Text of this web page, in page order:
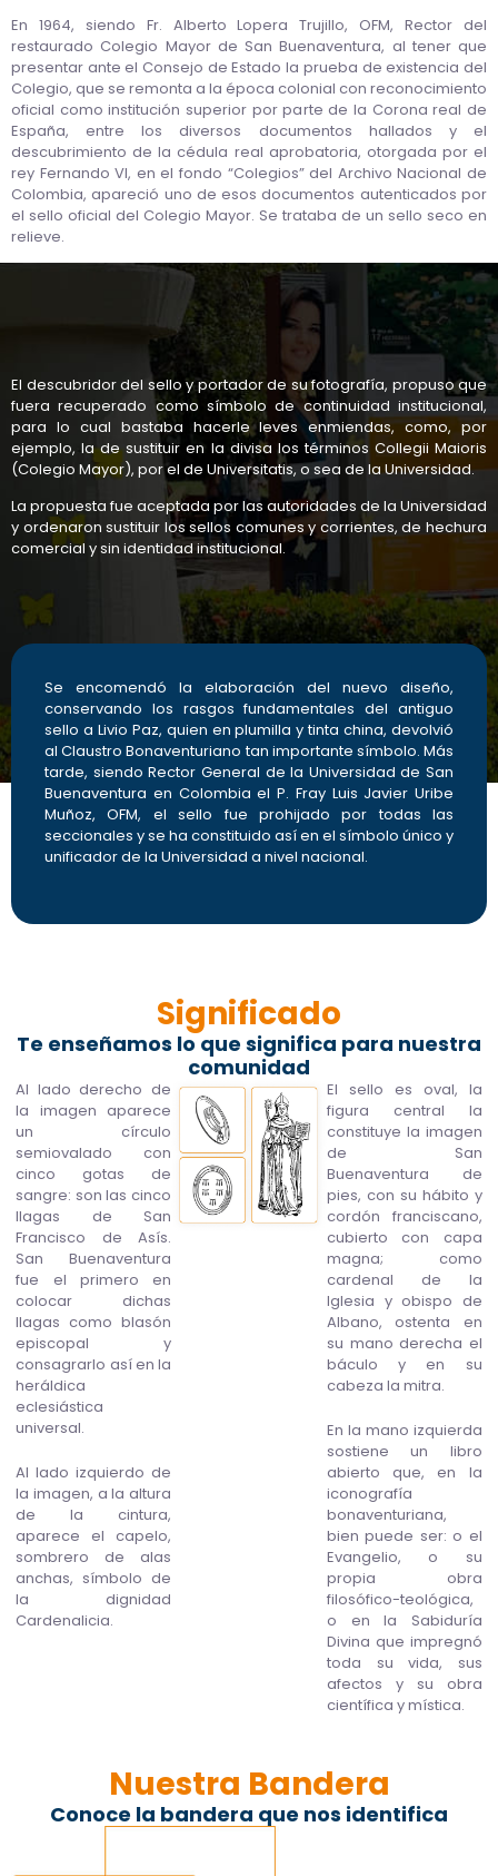
En 1964, siendo Fr. Alberto Lopera Trujillo, OFM, Rector del
restaurado Colegio Mayor de San Buenaventura, al tener que
presentar ante el Consejo de Estado la prueba de existencia del
Colegio, que se remonta a la época colonial con reconocimiento
oficial como institución superior por parte de la Corona real de
España, entre los diversos documentos hallados y el
descubrimiento de la cédula real aprobatoria, otorgada por el
rey Fernando VI, en el fondo “Colegios” del Archivo Nacional de
Colombia, apareció uno de esos documentos autenticados por
el sello oficial del Colegio Mayor. Se trataba de un sello seco en
relieve.
El descubridor del sello y portador de su fotografía, propuso que
fuera recuperado como símbolo de continuidad institucional,
para lo cual bastaba hacerle leves enmiendas, como, por
ejemplo, la de sustituir en la divisa los términos Collegii Maioris
(Colegio Mayor), por el de Universitatis, o sea de la Universidad.
La propuesta fue aceptada por las autoridades de la Universidad
y ordenaron sustituir los sellos comunes y corrientes, de hechura
comercial y sin identidad institucional.
Se encomendó la elaboración del nuevo diseño,
conservando los rasgos fundamentales del antiguo
sello a Livio Paz, quien en plumilla y tinta china, devolvió
al Claustro Bonaventuriano tan importante símbolo. Más
tarde, siendo Rector General de la Universidad de San
Buenaventura en Colombia el P. Fray Luis Javier Uribe
Muñoz, OFM, el sello fue prohijado por todas las
seccionales y se ha constituido así en el símbolo único y
unificador de la Universidad a nivel nacional.
Significado
Te enseñamos lo que significa para nuestra
comunidad
Al lado derecho de
la imagen aparece
un círculo
semiovalado con
cinco gotas de
sangre: son las cinco
llagas de San
Francisco de Asís.
San Buenaventura
fue el primero en
colocar dichas
llagas como blasón
episcopal y
consagrarlo así en la
heráldica
eclesiástica
universal.
Al lado izquierdo de
la imagen, a la altura
de la cintura,
aparece el capelo,
sombrero de alas
anchas, símbolo de
la dignidad
Cardenalicia.
El sello es oval, la
figura central la
constituye la imagen
de San
Buenaventura de
pies, con su hábito y
cordón franciscano,
cubierto con capa
magna; como
cardenal de la
Iglesia y obispo de
Albano, ostenta en
su mano derecha el
báculo y en su
cabeza la mitra.
En la mano izquierda
sostiene un libro
abierto que, en la
iconografía
bonaventuriana,
bien puede ser: o el
Evangelio, o su
propia obra
filosófico-teológica,
o en la Sabiduría
Divina que impregnó
toda su vida, sus
afectos y su obra
científica y mística.
Nuestra Bandera
Conoce la bandera que nos identifica